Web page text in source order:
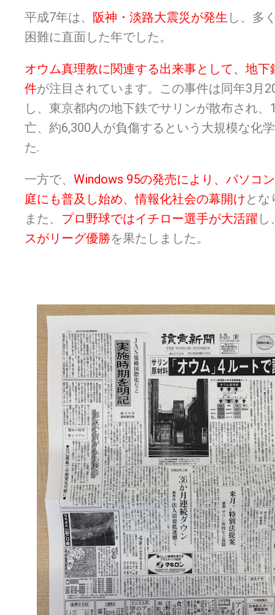
平成7年は、 阪神・淡路大震災が発生 し、多
困難に直面した年でした。
オウム真理教に関連する出来事として、地下
件が注目されています。この事件は同年3月
し、東京都内の地下鉄でサリンが散布され、
亡、約6,300人が負傷するという大規模な化
た.
一方で、 Windows 95の発売により、パソコ
庭にも普及し始め、情報化社会の幕開けとな
また、 プロ野球ではイチロー選手が大活躍 し
スがリーグ優勝を果たしました。